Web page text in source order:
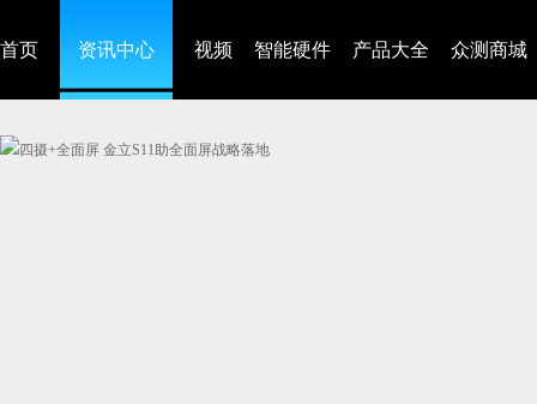
首页 资讯中心 视频 智能硬件 产品大全 众测商城